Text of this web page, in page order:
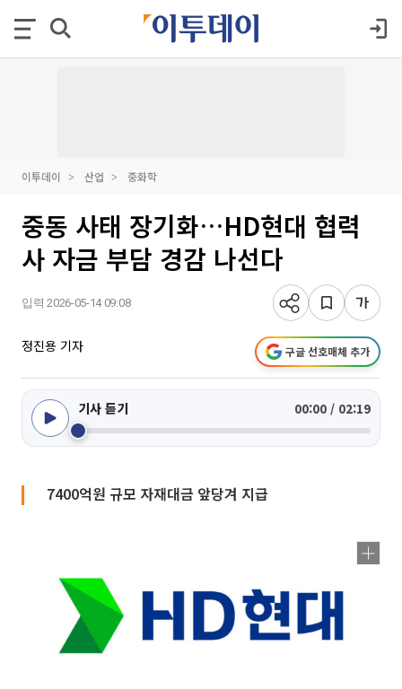
이투데이 산업 중화학
중동 사태 장기화…HD현대 협력
사 자금 부담 경감 나선다
입력 2026-05-14 09:08
정진용 기자 구글 선호매체 추가
기사 듣기 00:00 / 02:19
7400억원 규모 자재대금 앞당겨 지급